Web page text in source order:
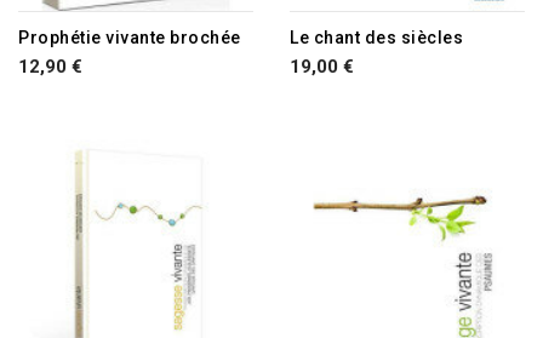
Prophétie vivante brochée
12,90 €
RUPTURE DE STOCK
Le chant des siècles
19,00 €